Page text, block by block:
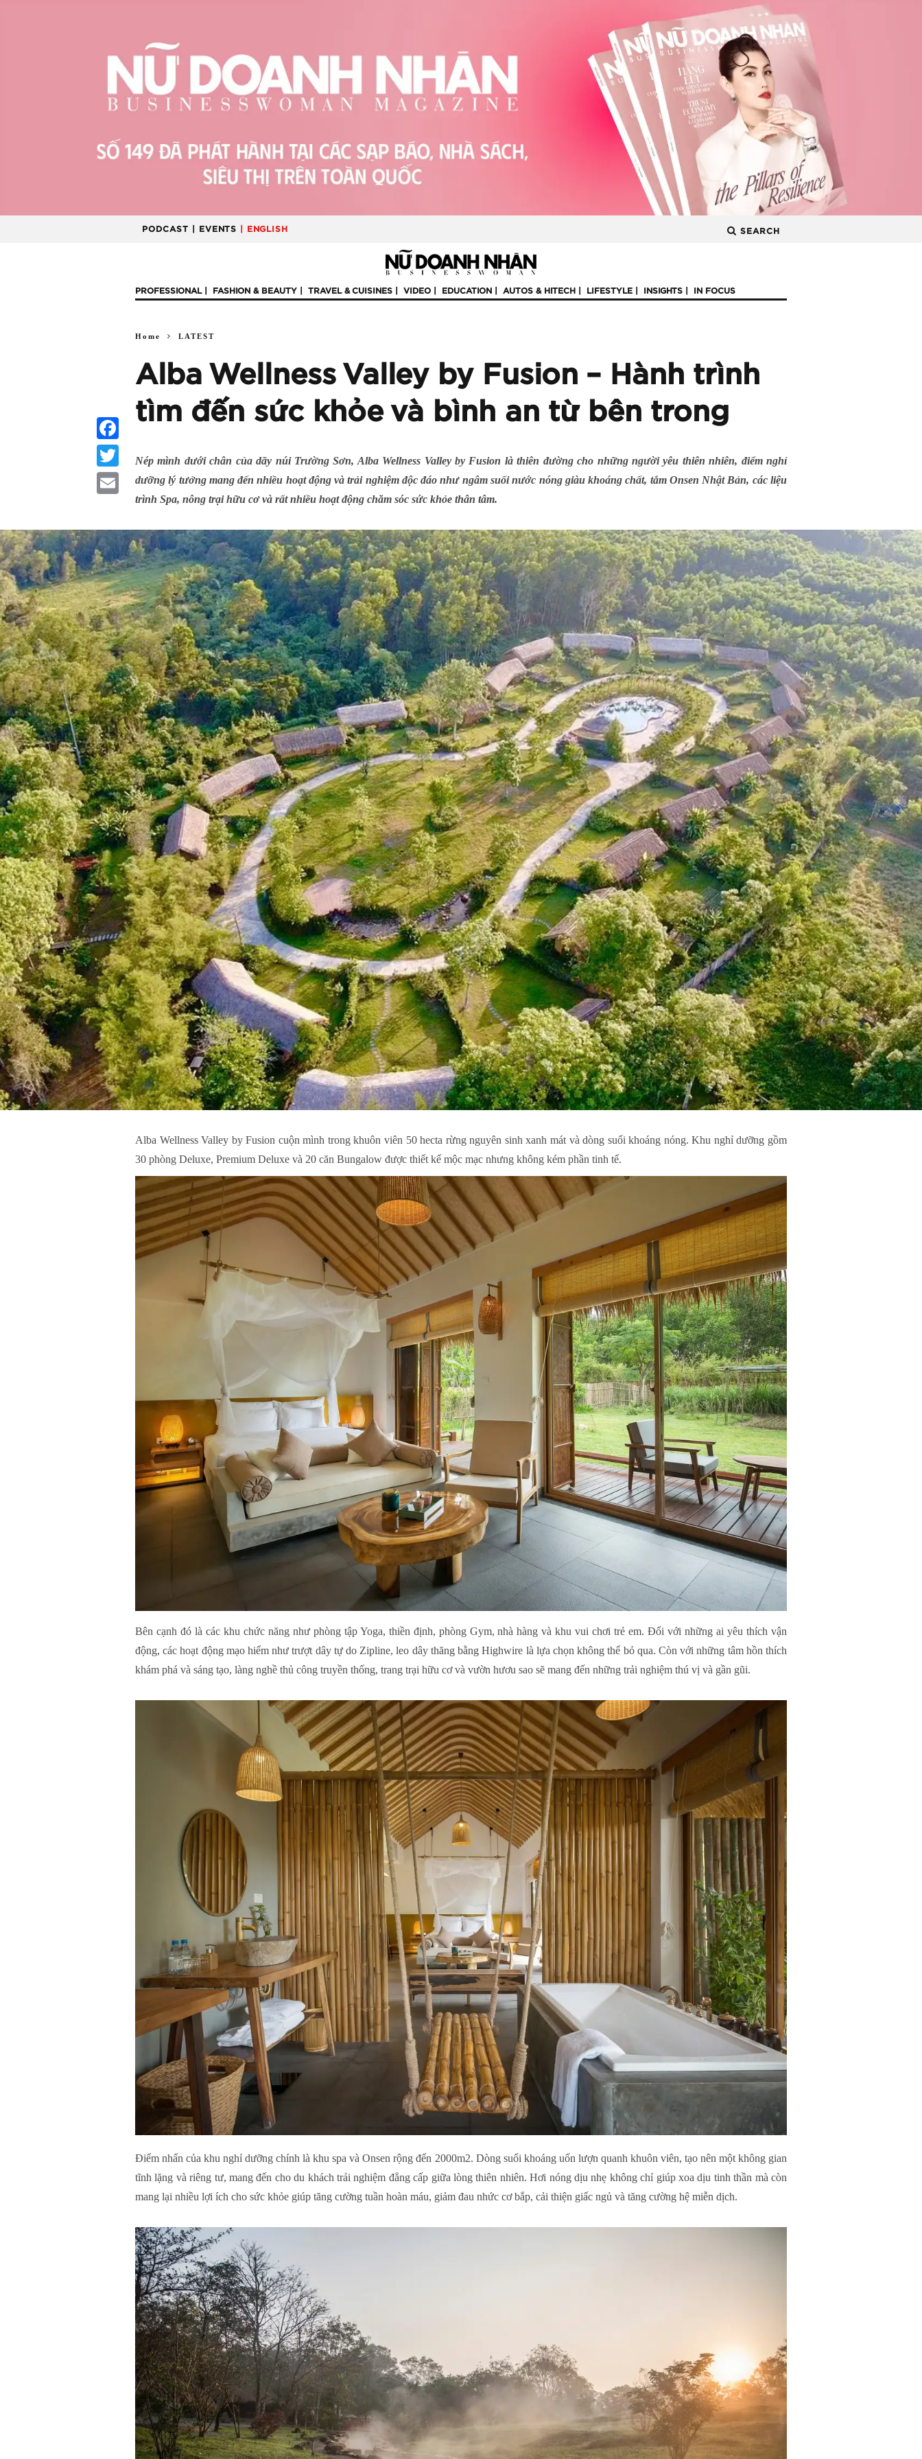
PODCAST | EVENTS | ENGLISH SEARCH
PROFESSIONAL FASHION & BEAUTY TRAVEL & CUISINES VIDEO EDUCATION AUTOS & HITECH LIFESTYLE INSIGHTS IN FOCUS
Home LATEST
Alba Wellness Valley by Fusion – Hành trình
tìm đến sức khỏe và bình an từ bên trong
Nép mình dưới chân của dãy núi Trường Sơn, Alba Wellness Valley by Fusion là thiên đường cho những người yêu thiên nhiên, điểm nghỉ
dưỡng lý tưởng mang đến nhiều hoạt động và trải nghiệm độc đáo như ngâm suối nước nóng giàu khoáng chất, tắm Onsen Nhật Bản, các liệu
trình Spa, nông trại hữu cơ và rất nhiều hoạt động chăm sóc sức khỏe thân tâm.
Alba Wellness Valley by Fusion cuộn mình trong khuôn viên 50 hecta rừng nguyên sinh xanh mát và dòng suối khoáng nóng. Khu nghỉ dưỡng gồm
30 phòng Deluxe, Premium Deluxe và 20 căn Bungalow được thiết kế mộc mạc nhưng không kém phần tinh tế.
Bên cạnh đó là các khu chức năng như phòng tập Yoga, thiền định, phòng Gym, nhà hàng và khu vui chơi trẻ em. Đối với những ai yêu thích vận
động, các hoạt động mạo hiểm như trượt dây tự do Zipline, leo dây thăng bằng Highwire là lựa chọn không thể bỏ qua. Còn với những tâm hồn thích
khám phá và sáng tạo, làng nghề thủ công truyền thống, trang trại hữu cơ và vườn hươu sao sẽ mang đến những trải nghiệm thú vị và gần gũi.
Điểm nhấn của khu nghỉ dưỡng chính là khu spa và Onsen rộng đến 2000m2. Dòng suối khoáng uốn lượn quanh khuôn viên, tạo nên một không gian
tĩnh lặng và riêng tư, mang đến cho du khách trải nghiệm đẳng cấp giữa lòng thiên nhiên. Hơi nóng dịu nhẹ không chỉ giúp xoa dịu tinh thần mà còn
mang lại nhiều lợi ích cho sức khỏe giúp tăng cường tuần hoàn máu, giảm đau nhức cơ bắp, cải thiện giấc ngủ và tăng cường hệ miễn dịch.
Facebook
Twitter